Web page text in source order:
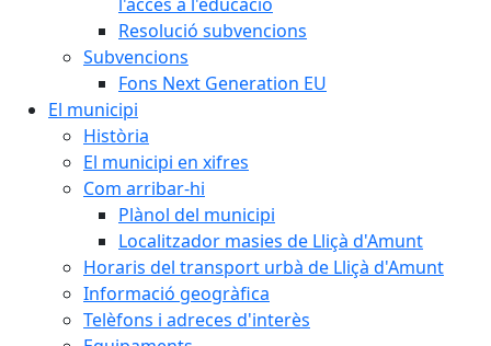
Resolució subvencions
Subvencions
Fons Next Generation EU
El municipi
Història
El municipi en xifres
Com arribar-hi
Plànol del municipi
Localitzador masies de Lliçà d'Amunt
Horaris del transport urbà de Lliçà d'Amunt
Informació geogràfica
Telèfons i adreces d'interès